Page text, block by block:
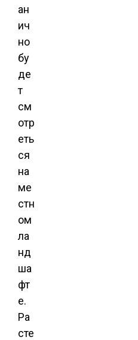
ан
ич
но
бу
де
т
см
отр
еть
ся
на
ме
стн
ом
ла
нд
ша
фт
е.
Ра
сте